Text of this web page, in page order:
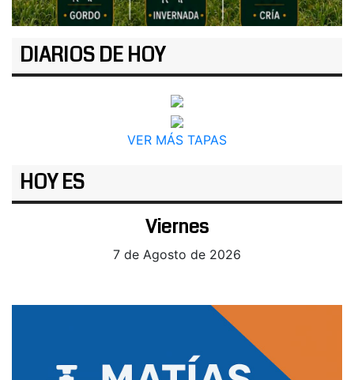
DIARIOS DE HOY
VER MÁS TAPAS
HOY ES
Viernes
7 de Agosto de 2026